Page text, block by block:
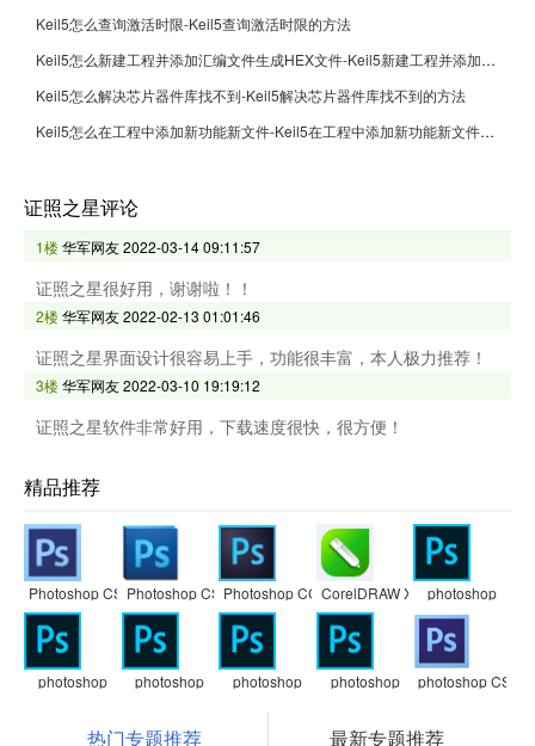
Keil5怎么查询激活时限-Keil5查询激活时限的方法
Keil5怎么新建工程并添加汇编文件生成HEX文件-Keil5新建工程并添加汇编文件生成HEX文件的方法
Keil5怎么解决芯片器件库找不到-Keil5解决芯片器件库找不到的方法
Keil5怎么在工程中添加新功能新文件-Keil5在工程中添加新功能新文件的方法
证照之星评论
1楼华军网友2022-03-14 09:11:57
证照之星很好用，谢谢啦！！
2楼华军网友2022-02-13 01:01:46
证照之星界面设计很容易上手，功能很丰富，本人极力推荐！
3楼华军网友2022-03-10 19:19:12
证照之星软件非常好用，下载速度很快，很方便！
精品推荐
Photoshop CS6Photoshop CS5Photoshop CC CorelDRAW X7 photoshop
photoshop photoshop photoshop photoshop photoshop CS3
热门专题推荐 最新专题推荐